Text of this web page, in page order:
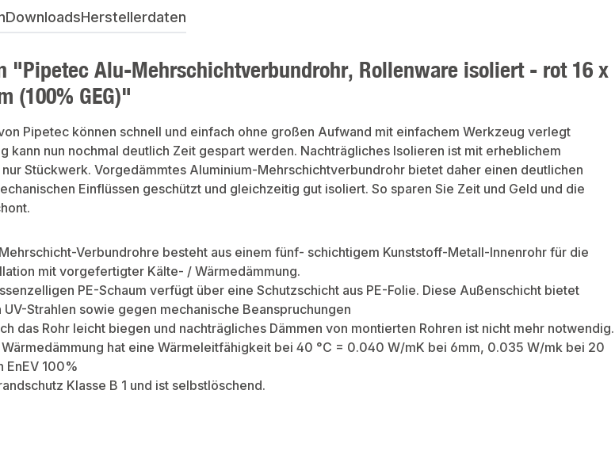
DownloadsHerstellerdaten
"Pipetec Alu-Mehrschichtverbundrohr, Rollenware isoliert - rot 16 x
(100% GEG)"
Pipetec können schnell und einfach ohne großen Aufwand mit einfachem Werkzeug verlegt
kann nun nochmal deutlich Zeit gespart werden. Nachträgliches Isolieren ist mit erheblichem
Stückwerk. Vorgedämmtes Aluminium-Mehrschichtverbundrohr bietet daher einen deutlichen
Einflüssen geschützt und gleichzeitig gut isoliert. So sparen Sie Zeit und Geld und die
Verbundrohre besteht aus einem fünf- schichtigem Kunststoff-Metall-Innenrohr für die
mit vorgefertigter Kälte- / Wärmedämmung.
PE-Schaum verfügt über eine Schutzschicht aus PE-Folie. Diese Außenschicht bietet
Strahlen sowie gegen mechanische Beanspruchungen
das Rohr leicht biegen und nachträgliches Dämmen von montierten Rohren ist nicht mehr notwendig.
hat eine Wärmeleitfähigkeit bei 40 °C = 0.040 W/mK bei 6mm, 0.035 W/mk bei 20
EnEV 100%
Klasse B 1 und ist selbstlöschend.